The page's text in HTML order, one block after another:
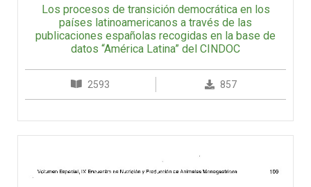
Los procesos de transición democrática en los
países latinoamericanos a través de las
publicaciones españolas recogidas en la base de
datos “América Latina” del CINDOC
2593 857